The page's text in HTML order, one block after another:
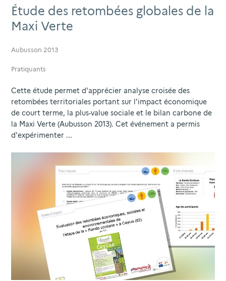
Étude des retombées globales de la
Maxi Verte
Aubusson 2013
Pratiquants
Cette étude permet d'apprécier analyse croisée des
retombées territoriales portant sur l'impact économique
de court terme, la plus-value sociale et le bilan carbone de
la Maxi Verte (Aubusson 2013). Cet événement a permis
d'expérimenter ...